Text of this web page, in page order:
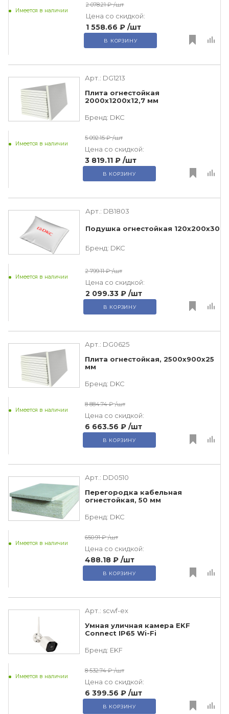
Имеется в наличии
2 078.21 ₽ /шт
Цена со скидкой:
1 558.66 ₽ /шт
В КОРЗИНУ
Арт.: DG1213
Плита огнестойкая
2000х1200х12,7 мм
Бренд: DKC
Имеется в наличии
5 092.15 ₽ /шт
Цена со скидкой:
3 819.11 ₽ /шт
В КОРЗИНУ
Арт.: DB1803
Подушка огнестойкая 120х200х30
Бренд: DKC
Имеется в наличии
2 799.11 ₽ /шт
Цена со скидкой:
2 099.33 ₽ /шт
В КОРЗИНУ
Арт.: DG0625
Плита огнестойкая, 2500х900х25
мм
Бренд: DKC
Имеется в наличии
8 884.74 ₽ /шт
Цена со скидкой:
6 663.56 ₽ /шт
В КОРЗИНУ
Арт.: DD0510
Перегородка кабельная
огнестойкая, 50 мм
Бренд: DKC
Имеется в наличии
650.91 ₽ /шт
Цена со скидкой:
488.18 ₽ /шт
В КОРЗИНУ
Арт.: scwf-ex
Умная уличная камера EKF
Connect IP65 Wi-Fi
Бренд: EKF
Имеется в наличии
8 532.74 ₽ /шт
Цена со скидкой:
6 399.56 ₽ /шт
В КОРЗИНУ